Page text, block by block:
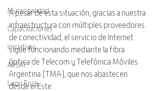
Municipalidad
Capacitaciones
iniciativas
ARSAT
Lago Roca
A pesar de esta situación, gracias a nuestra
infraestructura con múltiples proveedores
de conectividad, el servicio de Internet
sigue funcionando mediante la fibra
óptica de Telecom y Telefónica Móviles
Argentina (TMA), que nos abastecen
desde el Este.